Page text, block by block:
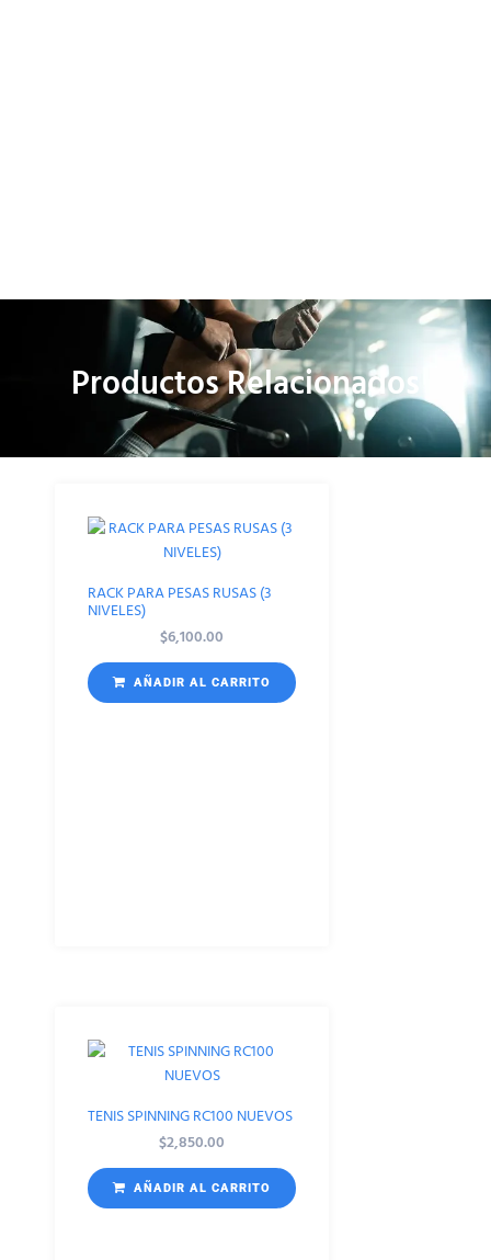
Productos Relacionados
RACK PARA PESAS RUSAS (3
NIVELES)
$6,100.00
AÑADIR AL CARRITO
TENIS SPINNING RC100 NUEVOS
$2,850.00
AÑADIR AL CARRITO